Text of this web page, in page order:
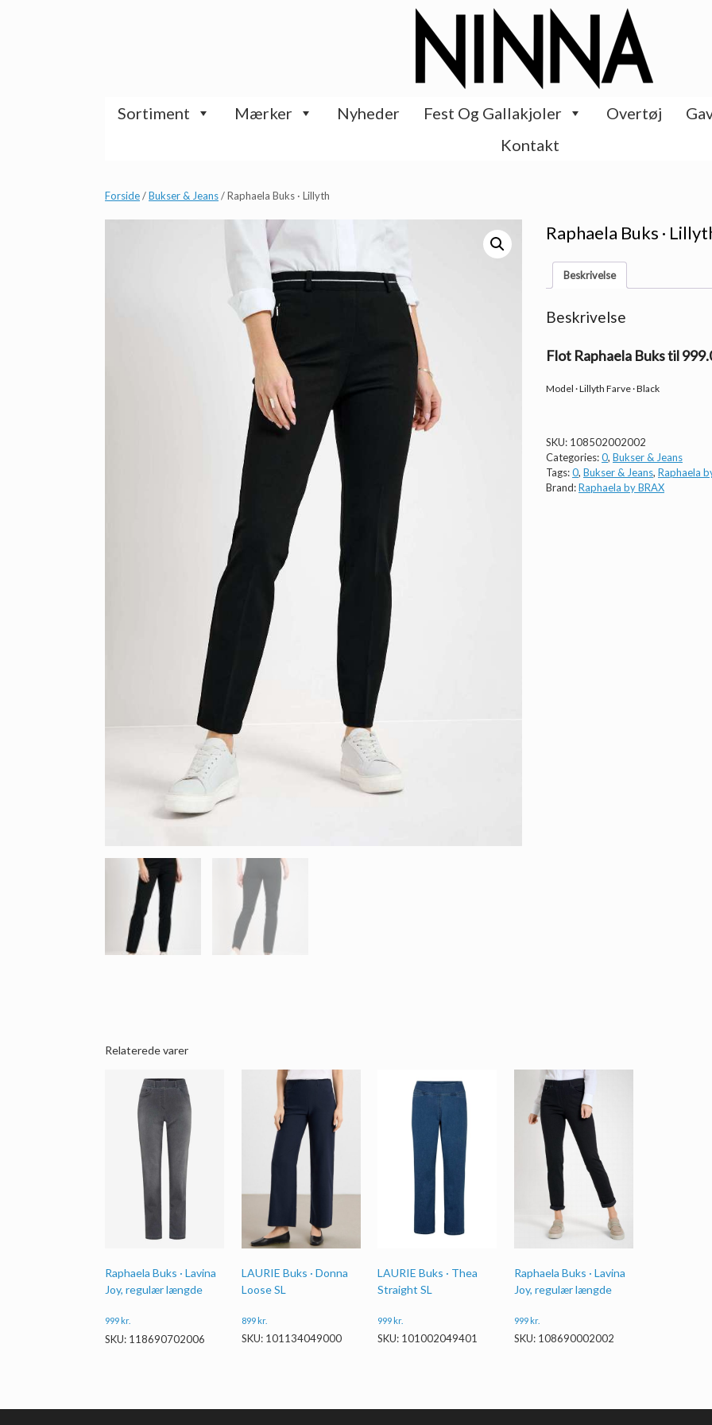
Sortiment Mærker Nyheder Fest Og Gallakjoler Overtøj
Kontakt
Forside/Bukser & Jeans/ Raphaela Buks · Lillyth
Raphaela Buks ·
Beskrivelse
Beskrivelse
Flot Raphaela Buks til
Model · Lillyth Farve · Black
SKU: 108502002002
Categories:0, Bukser & Jeans
Tags:0, Bukser & Jeans, Raphaela
Brand:Raphaela by BRAX
Relaterede varer
Raphaela Buks · Lavina
Joy, regulær længde
999 kr.
SKU: 118690702006
LAURIE Buks · Donna
Loose SL
899kr.
SKU: 101134049000
LAURIE Buks · Thea
Straight SL
999kr.
SKU: 101002049401
Raphaela Buks · Lavina
Joy, regulær længde
999kr.
SKU: 108690002002